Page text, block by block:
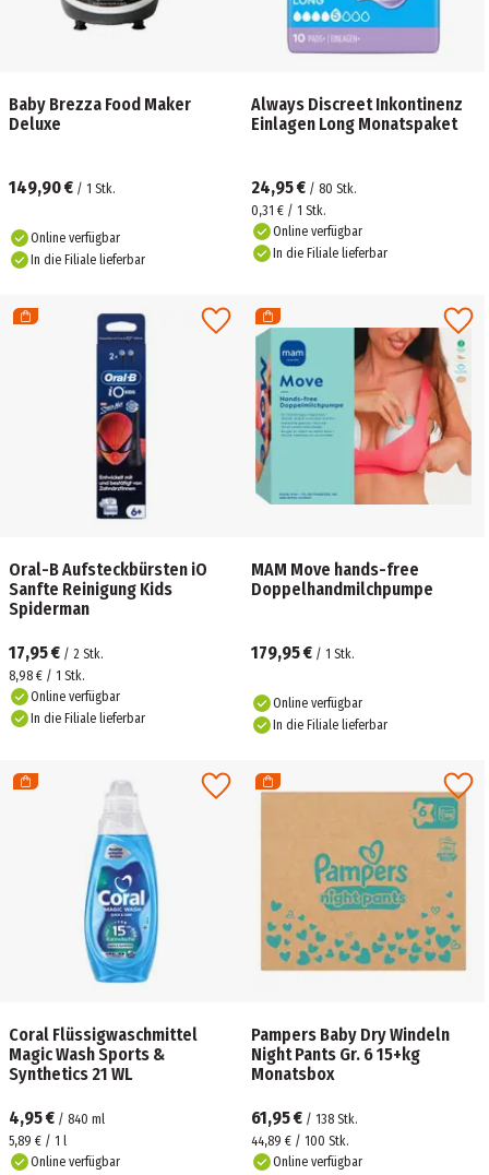
Baby Brezza Food Maker
Deluxe
149,90 € / 1 Stk.
Online verfügbar
In die Filiale lieferbar
Always Discreet Inkontinenz
Einlagen Long Monatspaket
24,95 € / 80 Stk.
0,31 € / 1 Stk.
Online verfügbar
In die Filiale lieferbar
Oral-B Aufsteckbürsten iO
Sanfte Reinigung Kids
Spiderman
17,95 € / 2 Stk.
8,98 € / 1 Stk.
Online verfügbar
In die Filiale lieferbar
MAM Move hands-free
Doppelhandmilchpumpe
179,95 € / 1 Stk.
Online verfügbar
In die Filiale lieferbar
Coral Flüssigwaschmittel
Magic Wash Sports &
Synthetics 21 WL
4,95 € / 840 ml
5,89 € / 1 l
Online verfügbar
Pampers Baby Dry Windeln
Night Pants Gr. 6 15+kg
Monatsbox
61,95 € / 138 Stk.
44,89 € / 100 Stk.
Online verfügbar